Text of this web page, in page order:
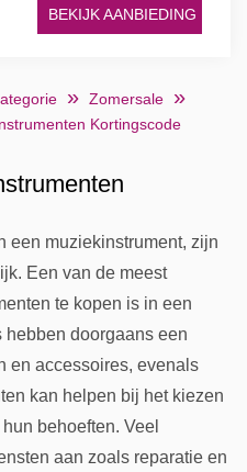
BEKIJK AANBIEDING
Zomersale
Kortingscode
een muziekinstrument, zijn
Een van de meest
te kopen is in een
doorgaans een
en accessoires, evenals
kan helpen bij het kiezen
behoeften. Veel
aan zoals reparatie en